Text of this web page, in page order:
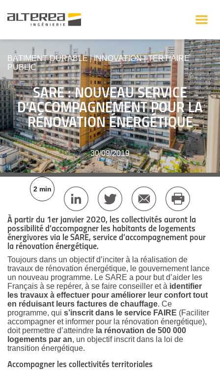
BÂTIMENT DURABLE|INNOVATION|TERTIAIRE
PUBLIC
SARE : NOUVEAU SERVICE
D’ACCOMPAGNEMENT POUR LA
RÉNOVATION ÉNERGÉTIQUE
30/09/2019
2 min
À partir du 1er janvier 2020, les collectivités auront la
possibilité d’accompagner les habitants de logements
énergivores via le SARE, service d’accompagnement pour
la rénovation énergétique.
Toujours dans un objectif d’inciter à la réalisation de
travaux de rénovation énergétique, le gouvernement lance
un nouveau programme. Le SARE a pour but d’aider les
Français à se repérer, à se faire conseiller et à identifier
les travaux à effectuer pour améliorer leur confort tout
en réduisant leurs factures de chauffage. Ce
programme, qui s’inscrit dans le service FAIRE (Faciliter
accompagner et informer pour la rénovation énergétique),
doit permettre d’atteindre la rénovation de 500 000
logements par an, un objectif inscrit dans la loi de
transition énergétique.
Accompagner les collectivités territoriales